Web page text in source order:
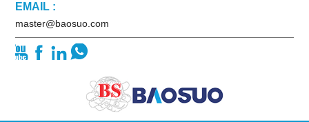
EMAIL :
master@baosuo.com
   